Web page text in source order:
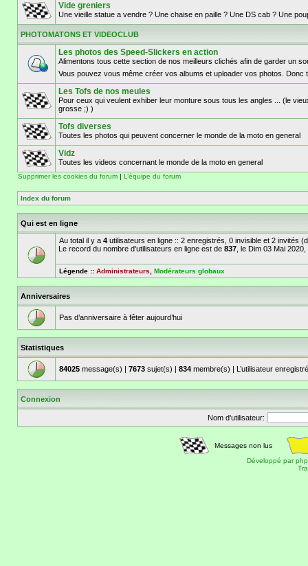
Vide greniers
Une vieille statue a vendre ? Une chaise en paille ? Une DS cab ? Une
PHOTOMATONS ET VIDEOCLUB
Les photos des Speed-Slickers en action
Alimentons tous cette section de nos meilleurs clichés afin de garder un
Vous pouvez vous même créer vos albums et uploader vos photos. Donc
Les Tofs de nos meules
Pour ceux qui veulent exhiber leur monture sous tous les angles ... (le
grosse ;) )
Tofs diverses
Toutes les photos qui peuvent concerner le monde de la moto en general
Vidz
Toutes les videos concernant le monde de la moto en general
Supprimer les cookies du forum | L’équipe du forum
Index du forum
Qui est en ligne
Au total il y a 4 utilisateurs en ligne :: 2 enregistrés, 0 invisible et 2 invités
Le record du nombre d'utilisateurs en ligne est de 837 , le Dim 03 Mai
Légende :: Administrateurs Modérateurs globaux
Anniversaires
Pas d’anniversaire à fêter aujourd’hui
Statistiques
84025 message(s) | 7673 sujet(s) | 834 membre(s) | L’utilisateur
Connexion
Nom d'utilisateur:
Messages non lus
Développé par